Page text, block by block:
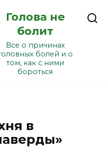
Голова не
болит
Все о причинах
болей и о
том, как с ними
бороться
в